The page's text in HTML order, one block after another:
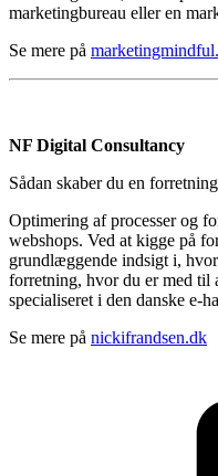
marketingbureau eller en
Se mere på
NF Digital Consultancy
Sådan skaber du en
Optimering af processer og
webshops. Ved at kigge på
grundlæggende indsigt i,
forretning, hvor du er med til
specialiseret i den danske e-
Se mere på nickifrandsen.dk